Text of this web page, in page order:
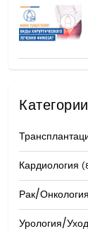
Категории
Кардиология
Рак/Онкология
Урология/